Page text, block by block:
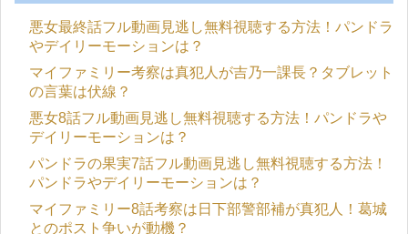
悪女最終話フル動画見逃し無料視聴する方法！パンドラ
やデイリーモーションは？
マイファミリー考察は真犯人が吉乃一課長？タブレット
の言葉は伏線？
悪女8話フル動画見逃し無料視聴する方法！パンドラや
デイリーモーションは？
パンドラの果実7話フル動画見逃し無料視聴する方法！
パンドラやデイリーモーションは？
マイファミリー8話考察は日下部警部補が真犯人！葛城
とのポスト争いが動機？